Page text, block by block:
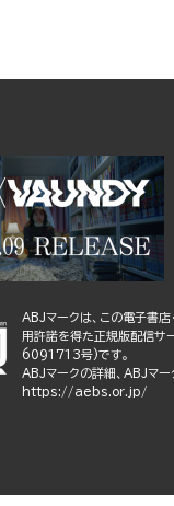
ABJマークは、この電子書店
用許諾を得た正規版配信サ
6091713号)です。
ABJマークの詳細、ABJマー
https://aebs.or.jp/